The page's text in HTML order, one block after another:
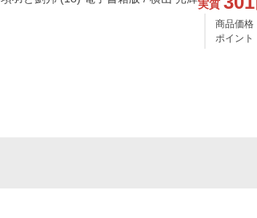
実質
商品価格
ポイント